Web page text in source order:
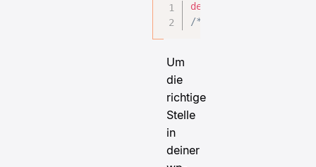
define
/* Das war’s, Schluss
Um
die
richtige
Stelle
in
deiner